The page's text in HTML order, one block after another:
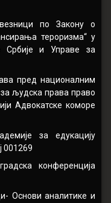
по Закону о
тероризма“ у
Србије и Управе за
пред националним
људска права право
Адвокатске коморе
за едукацију
001269
конференција
Основи аналитике и